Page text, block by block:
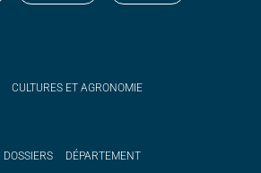
CULTURES ET AGRONOMIE
DOSSIERS DÉPARTEMENT